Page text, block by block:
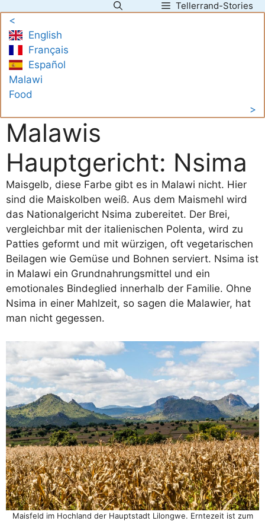
Inhalt
springen
Tellerrand-Stories
<
English
Français
Español
Malawi
Food
>
Malawis
Hauptgericht: Nsima
Maisgelb, diese Farbe gibt es in Malawi nicht. Hier
sind die Maiskolben weiß. Aus dem Maismehl wird
das Nationalgericht Nsima zubereitet. Der Brei,
vergleichbar mit der italienischen Polenta, wird zu
Patties geformt und mit würzigen, oft vegetarischen
Beilagen wie Gemüse und Bohnen serviert. Nsima ist
in Malawi ein Grundnahrungsmittel und ein
emotionales Bindeglied innerhalb der Familie. Ohne
Nsima in einer Mahlzeit, so sagen die Malawier, hat
man nicht gegessen.
Maisfeld im Hochland der Hauptstadt Lilongwe. Erntezeit ist zum